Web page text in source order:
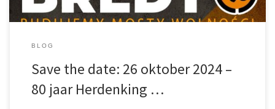
BLOG
Save the date: 26 oktober 2024 –
80 jaar Herdenking …